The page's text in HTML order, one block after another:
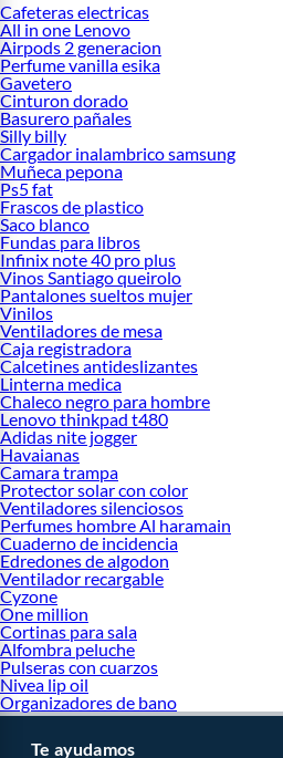
Cafeteras electricas
All in one Lenovo
Airpods 2 generacion
Perfume vanilla esika
Gavetero
Cinturon dorado
Basurero pañales
Silly billy
Cargador inalambrico samsung
Muñeca pepona
Ps5 fat
Frascos de plastico
Saco blanco
Fundas para libros
Infinix note 40 pro plus
Vinos Santiago queirolo
Pantalones sueltos mujer
Vinilos
Ventiladores de mesa
Caja registradora
Calcetines antideslizantes
Linterna medica
Chaleco negro para hombre
Lenovo thinkpad t480
Adidas nite jogger
Havaianas
Camara trampa
Protector solar con color
Ventiladores silenciosos
Perfumes hombre Al haramain
Cuaderno de incidencia
Edredones de algodon
Ventilador recargable
Cyzone
One million
Cortinas para sala
Alfombra peluche
Pulseras con cuarzos
Nivea lip oil
Organizadores de bano
Te ayudamos